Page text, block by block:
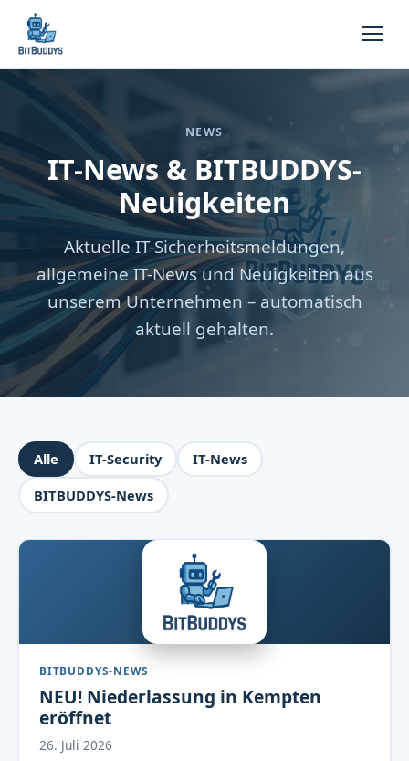
NEWS
IT-News & BITBUDDYS-
Neuigkeiten
Aktuelle IT-Sicherheitsmeldungen,
allgemeine IT-News und Neuigkeiten aus
unserem Unternehmen – automatisch
aktuell gehalten.
Alle IT-Security
IT-News
BITBUDDYS-News
BITBUDDYS-NEWS
NEU! Niederlassung in Kempten
eröffnet
26. Juli 2026